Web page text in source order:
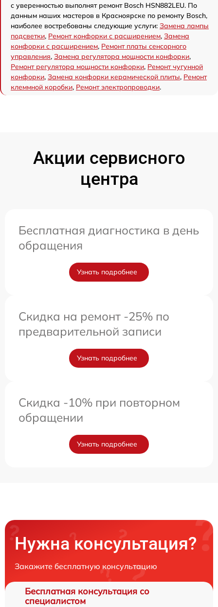
с уверенностью выполнят ремонт Bosch HSN882LEU. По
данным наших мастеров в Красноярске по ремонту Bosch,
наиболее востребованы следующие услуги: Замена лампы
подсветки, Ремонт конфорки с расширением, Замена
конфорки с расширением, Ремонт платы сенсорного
управления, Замена регулятора мощности конфорки,
Ремонт регулятора мощности конфорки, Ремонт чугунной
конфорки, Замена конфорки керамической плиты, Ремонт
клеммной коробки, Ремонт электропроводки.
Акции сервисного
центра
Бесплатная диагностика в день
обращения
Узнать подробнее
Скидка на ремонт -25% по
предварительной записи
Узнать подробнее
Скидка -10% при повторном
обращении
Узнать подробнее
Нужна консультация?
Закажите бесплатную консультацию
Бесплатная консультация со
специалистом